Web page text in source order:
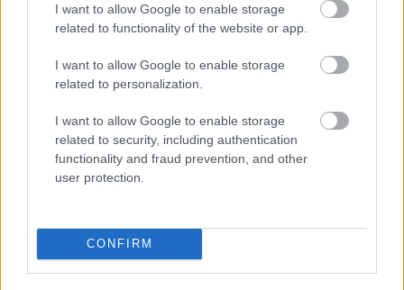
I want to allow Google to enable storage
related to functionality of the website or app.
I want to allow Google to enable storage
related to personalization.
I want to allow Google to enable storage
related to security, including authentication
functionality and fraud prevention, and other
user protection.
CONFIRM
Tér: Scherer Péter
Mozgás: Bodor Johanna
Hang: Molnár Péter
Asszisztens: Hodászi Ádám
Rendező: Scherer Péter
Külön köszönet Csányi Vilmosnak és